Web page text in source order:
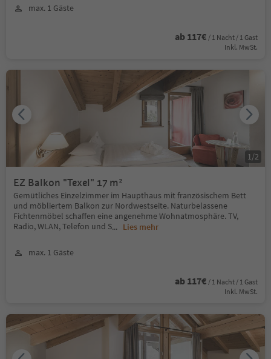
max. 1 Gäste
ab 117€ / 1 Nacht / 1 Gast
Inkl. MwSt.
EZ Balkon "Texel" 17 m²
Gemütliches Einzelzimmer im Haupthaus mit französischem Bett
und möbliertem Balkon zur Nordwestseite. Naturbelassene
Fichtenmöbel schaffen eine angenehme Wohnatmosphäre. TV,
Radio, WLAN, Telefon und S... Lies mehr
max. 1 Gäste
ab 117€ / 1 Nacht / 1 Gast
Inkl. MwSt.
1/2